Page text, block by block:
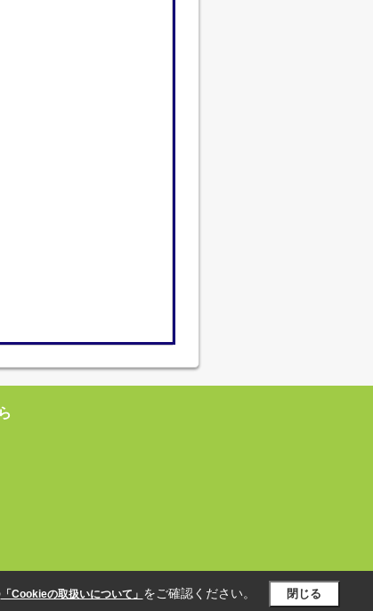
「Cookieの取扱いについて」 をご確認ください。 閉じる